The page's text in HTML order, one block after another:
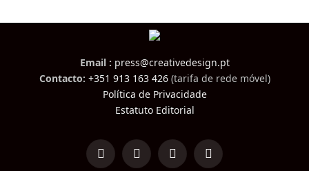
Email : press@creativedesign.pt
Contacto: +351 913 163 426(tarifa de rede móvel)
Política de Privacidade
Estatuto Editorial
LinkedInFacebookInstagramTikTok